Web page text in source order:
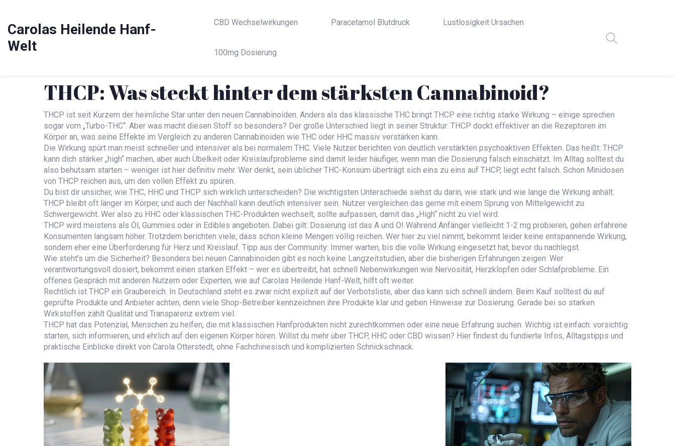
Carolas Heilende Hanf-
Welt
CBD Wechselwirkungen Paracetamol Blutdruck Lustlosigkeit Ursachen
100mg Dosierung
THCP: Was steckt hinter dem stärksten Cannabinoid?
THCP ist seit Kurzem der heimliche Star unter den neuen Cannabinoiden. Anders als das klassische THC bringt THCP eine richtig starke Wirkung – einige sprechen
sogar vom „Turbo-THC“. Aber was macht diesen Stoff so besonders? Der große Unterschied liegt in seiner Struktur: THCP dockt effektiver an die Rezeptoren im
Körper an, was seine Effekte im Vergleich zu anderen Cannabinoiden wie THC oder HHC massiv verstärken kann.
Die Wirkung spürt man meist schneller und intensiver als bei normalem THC. Viele Nutzer berichten von deutlich verstärkten psychoaktiven Effekten. Das heißt: THCP
kann dich stärker „high“ machen, aber auch Übelkeit oder Kreislaufprobleme sind damit leider häufiger, wenn man die Dosierung falsch einschätzt. Im Alltag solltest du
also behutsam starten – weniger ist hier definitiv mehr. Wer denkt, sein üblicher THC-Konsum überträgt sich eins zu eins auf THCP, liegt echt falsch. Schon Minidosen
von THCP reichen aus, um den vollen Effekt zu spüren.
Du bist dir unsicher, wie THC, HHC und THCP sich wirklich unterscheiden? Die wichtigsten Unterschiede siehst du darin, wie stark und wie lange die Wirkung anhält.
THCP bleibt oft länger im Körper, und auch der Nachhall kann deutlich intensiver sein. Nutzer vergleichen das gerne mit einem Sprung von Mittelgewicht zu
Schwergewicht. Wer also zu HHC oder klassischen THC-Produkten wechselt, sollte aufpassen, damit das „High“ nicht zu viel wird.
THCP wird meistens als Öl, Gummies oder in Edibles angeboten. Dabei gilt: Dosierung ist das A und O! Während Anfänger vielleicht 1-2 mg probieren, gehen erfahrene
Konsumenten langsam höher. Trotzdem berichten viele, dass schon kleine Mengen völlig reichen. Wer hier zu viel nimmt, bekommt leider keine entspannende Wirkung,
sondern eher eine Überforderung für Herz und Kreislauf. Tipp aus der Community: Immer warten, bis die volle Wirkung eingesetzt hat, bevor du nachlegst.
Wie steht’s um die Sicherheit? Besonders bei neuen Cannabinoiden gibt es noch keine Langzeitstudien, aber die bisherigen Erfahrungen zeigen: Wer
verantwortungsvoll dosiert, bekommt einen starken Effekt – wer es übertreibt, hat schnell Nebenwirkungen wie Nervosität, Herzklopfen oder Schlafprobleme. Ein
offenes Gespräch mit anderen Nutzern oder Experten, wie auf Carolas Heilende Hanf-Welt, hilft oft weiter.
Rechtlich ist THCP ein Graubereich. In Deutschland steht es zwar nicht explizit auf der Verbotsliste, aber das kann sich schnell ändern. Beim Kauf solltest du auf
geprüfte Produkte und Anbieter achten, denn viele Shop-Betreiber kennzeichnen ihre Produkte klar und geben Hinweise zur Dosierung. Gerade bei so starken
Wirkstoffen zählt Qualität und Transparenz extrem viel.
THCP hat das Potenzial, Menschen zu helfen, die mit klassischen Hanfprodukten nicht zurechtkommen oder eine neue Erfahrung suchen. Wichtig ist einfach: vorsichtig
starten, sich informieren, und ehrlich auf den eigenen Körper hören. Willst du mehr über THCP, HHC oder CBD wissen? Hier findest du fundierte Infos, Alltagstipps und
praktische Einblicke direkt von Carola Otterstedt, ohne Fachchinesisch und komplizierten Schnickschnack.